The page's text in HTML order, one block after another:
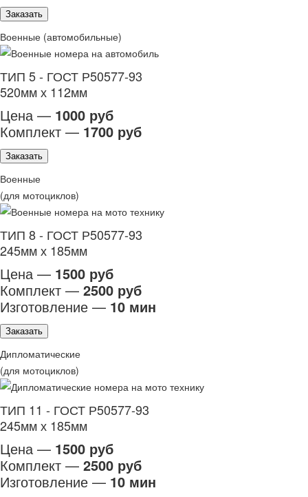
Заказать
Военные (автомобильные)
ТИП 5 - ГОСТ Р50577-93
520мм х 112мм
Цена — 1000 руб
Комплект — 1700 руб
Заказать
Военные
(для мотоциклов)
ТИП 8 - ГОСТ Р50577-93
245мм х 185мм
Цена — 1500 руб
Комплект — 2500 руб
Изготовление — 10 мин
Заказать
Дипломатические
(для мотоциклов)
ТИП 11 - ГОСТ Р50577-93
245мм х 185мм
Цена — 1500 руб
Комплект — 2500 руб
Изготовление — 10 мин